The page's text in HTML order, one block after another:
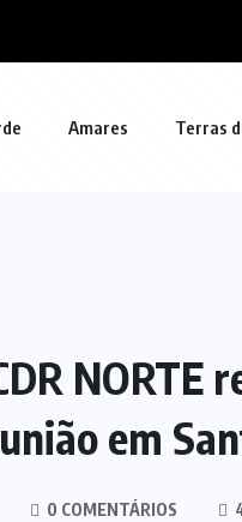
Amares Terras
NORTE
em
0 COMENTÁRIOS